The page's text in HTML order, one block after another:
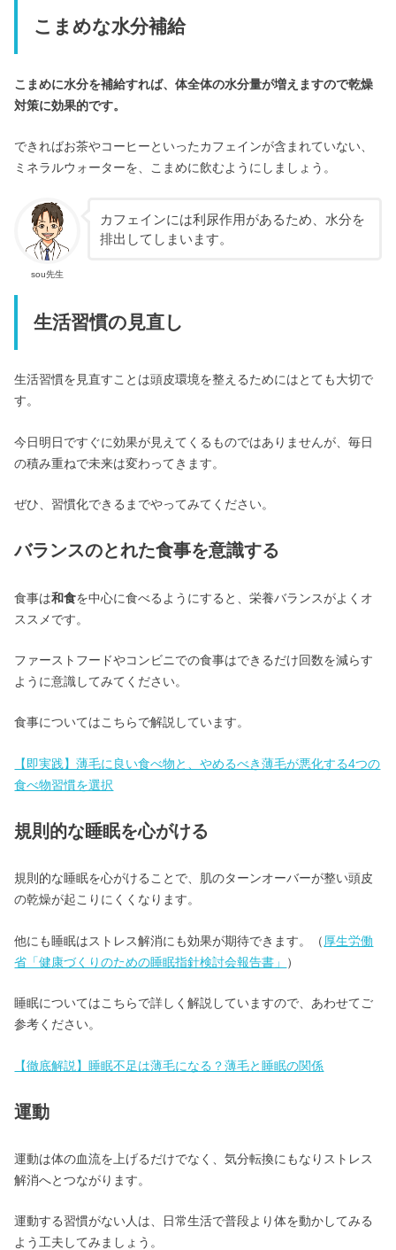
こまめな水分補給
こまめに水分を補給すれば、体全体の水分量が増えますので乾燥
対策に効果的です。
できればお茶やコーヒーといったカフェインが含まれていない、
ミネラルウォーターを、こまめに飲むようにしましょう。
sou先生
カフェインには利尿作用があるため、水分を
排出してしまいます。
生活習慣の見直し
生活習慣を見直すことは頭皮環境を整えるためにはとても大切で
す。
今日明日ですぐに効果が見えてくるものではありませんが、毎日
の積み重ねで未来は変わってきます。
ぜひ、習慣化できるまでやってみてください。
バランスのとれた食事を意識する
食事は和食を中心に食べるようにすると、栄養バランスがよくオ
ススメです。
ファーストフードやコンビニでの食事はできるだけ回数を減らす
ように意識してみてください。
食事についてはこちらで解説しています。
【即実践】薄毛に良い食べ物と、やめるべき薄毛が悪化する4つの
食べ物習慣を選択
規則的な睡眠を心がける
規則的な睡眠を心がけることで、肌のターンオーバーが整い頭皮
の乾燥が起こりにくくなります。
他にも睡眠はストレス解消にも効果が期待できます。（ 厚生労働
省「健康づくりのための睡眠指針検討会報告書」 ）
睡眠についてはこちらで詳しく解説していますので、あわせてご
参考ください。
【徹底解説】睡眠不足は薄毛になる？薄毛と睡眠の関係
運動
運動は体の血流を上げるだけでなく、気分転換にもなりストレス
解消へとつながります。
運動する習慣がない人は、日常生活で普段より体を動かしてみる
よう工夫してみましょう。